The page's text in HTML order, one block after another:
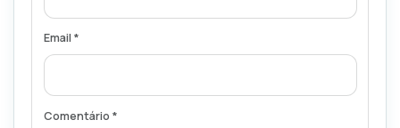
Email *
Comentário *